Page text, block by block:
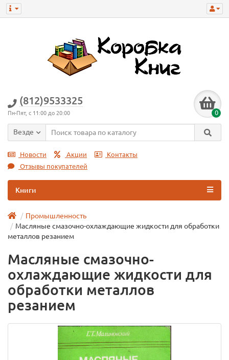
(812)9533325
Пн-Пят, с 11:00 до 20:00 0
Везде
Новости Акции
Контакты
Отзывы покупателей
Книги
Промышленность
Масляные смазочно-охлаждающие жидкости для обработки
металлов резанием
Масляные смазочно-
охлаждающие жидкости для
обработки металлов
резанием